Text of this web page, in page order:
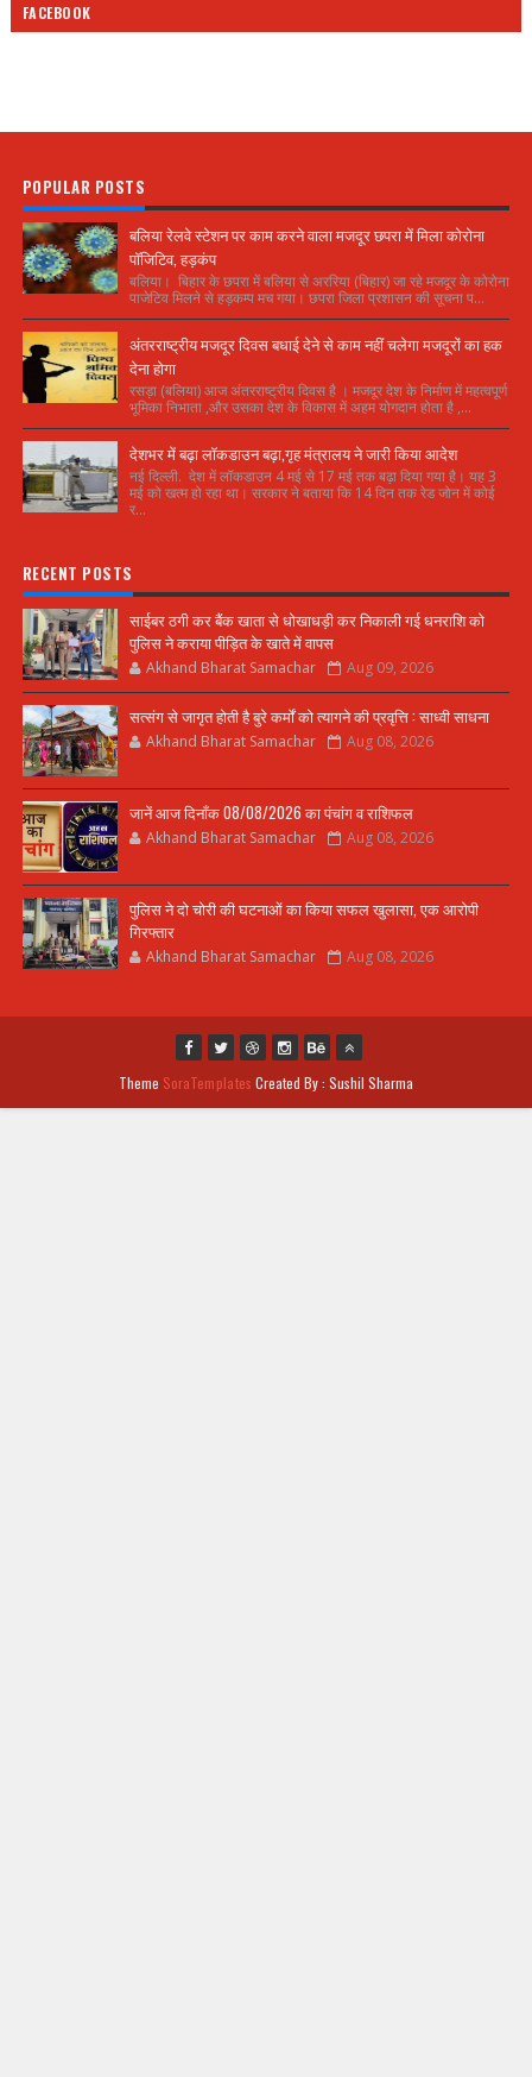
FACEBOOK
POPULAR POSTS
बलिया रेलवे स्टेशन पर काम करने वाला मजदूर छपरा में मिला कोरोना
पॉजिटिव, हड़कंप
बलिया। बिहार के छपरा में बलिया से अररिया (बिहार) जा रहे मजदूर के कोरोना
पाजेटिव मिलने से हड़कम्प मच गया। छपरा जिला प्रशासन की सूचना प...
अंतरराष्ट्रीय मजदूर दिवस बधाई देने से काम नहीं चलेगा मजदूरों का हक
देना होगा
रसड़ा (बलिया) आज अंतरराष्ट्रीय दिवस है । मजदूर देश के निर्माण में महत्वपूर्ण
भूमिका निभाता ,और उसका देश के विकास में अहम योगदान होता है ,...
देशभर में बढ़ा लॉकडाउन बढ़ा,गृह मंत्रालय ने जारी किया आदेश
नई दिल्ली. देश में लॉकडाउन 4 मई से 17 मई तक बढ़ा दिया गया है। यह 3
मई को खत्म हो रहा था। सरकार ने बताया कि 14 दिन तक रेड जोन में कोई
र...
RECENT POSTS
साईबर ठगी कर बैंक खाता से धोखाधड़ी कर निकाली गई धनराशि को
पुलिस ने कराया पीड़ित के खाते में वापस
Akhand Bharat Samachar Aug 09, 2026
सत्संग से जागृत होती है बुरे कर्मों को त्यागने की प्रवृत्ति : साध्वी साधना
Akhand Bharat Samachar Aug 08, 2026
जानें आज दिनाँक 08/08/2026 का पंचांग व राशिफल
Akhand Bharat Samachar Aug 08, 2026
पुलिस ने दो चोरी की घटनाओं का किया सफल खुलासा, एक आरोपी
गिरफ्तार
Akhand Bharat Samachar Aug 08, 2026
Theme SoraTemplates Created By : Sushil Sharma